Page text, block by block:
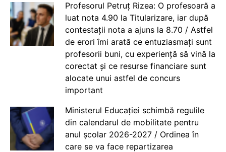
Profesorul Petruț Rizea: O profesoară a
luat nota 4.90 la Titularizare, iar după
contestații nota a ajuns la 8.70 / Astfel
de erori îmi arată ce entuziasmați sunt
profesorii buni, cu experiență să vină la
corectat și ce resurse financiare sunt
alocate unui astfel de concurs
important
Ministerul Educației schimbă regulile
din calendarul de mobilitate pentru
anul școlar 2026-2027 / Ordinea în
care se va face repartizarea